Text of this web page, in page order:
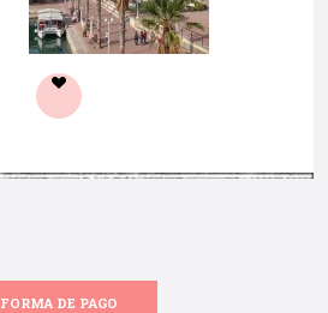
FORMA DE PAGO